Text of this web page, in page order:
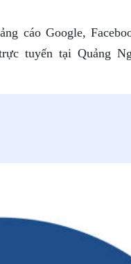
cáo Google,
tuyến tại Quảng